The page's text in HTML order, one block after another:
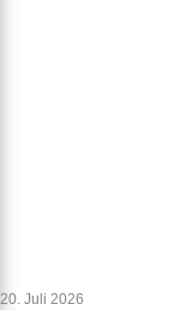
20. Juli 2026